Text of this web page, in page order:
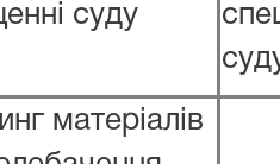
суду
матеріалів